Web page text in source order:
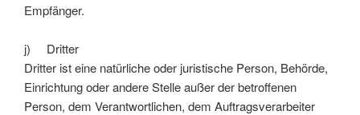
Empfänger.
j) Dritter
Dritter ist eine natürliche oder juristische Person, Behörde,
Einrichtung oder andere Stelle außer der betroffenen
Person, dem Verantwortlichen, dem Auftragsverarbeiter